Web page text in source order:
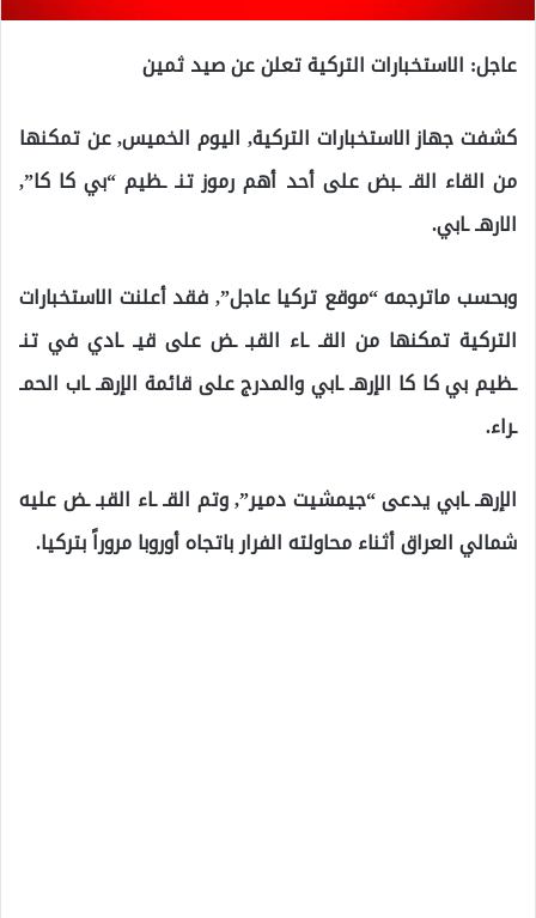
عاجل: الاستخبارات التركية تعلن عن صيد ثمين
كشفت جهاز الاستخبارات التركية, اليوم الخميس, عن تمكنها
من القاء القـ ـبض على أحد أهم رموز تنـ ـظيم “بي كا كا”,
الارهـ ـابي.
وبحسب ماترجمه “موقع تركيا عاجل”, فقد أعلنت الاستخبارات
التركية تمكنها من القـ ـاء القبـ ـض على قيـ ـادي في تنـ
ـظيم بي كا كا الإرهـ ـابي والمدرج على قائمة الإرهـ ـاب الحمـ
ـراء.
الإرهـ ـابي يدعى “جيمشيت دمير”, وتم القـ ـاء القبـ ـض عليه
شمالي العراق أثناء محاولته الفرار باتجاه أوروبا مروراً بتركيا.